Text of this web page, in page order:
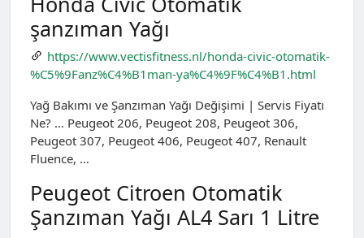
şanzıman Yağı
https://www.vectisfitness.nl/honda-civic-otomatik-
%C5%9Fanz%C4%B1man-ya%C4%9F%C4%B1.html
Yağ Bakımı ve Şanzıman Yağı Değişimi | Servis Fiyatı
Ne? … Peugeot 206, Peugeot 208, Peugeot 306,
Peugeot 307, Peugeot 406, Peugeot 407, Renault
Fluence, …
Peugeot Citroen Otomatik
Şanzıman Yağı AL4 Sarı 1 Litre